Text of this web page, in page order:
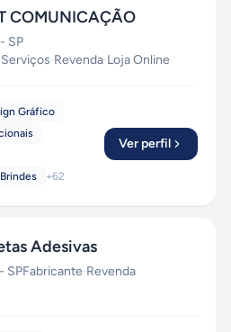
Trabalhamos com
suas necessidades e
adequadas;
Materiais que fletem a identidade
Tecnologia de ponta para
qualidade em cada impressão.
COMUNICAÇÃO
- SP
·Revenda·Loja Online
Gráfico
+62
Ver perfil
Adesivas
- SPFabricante·Revenda